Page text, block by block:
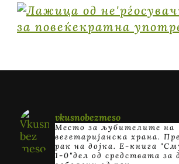
vkusnobezmeso
Место за љубителите на
вегетаријанска храна.
рак на дојка. E-книга
1-0"дел од средствата за